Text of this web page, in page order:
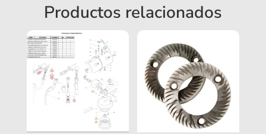
Productos relacionados